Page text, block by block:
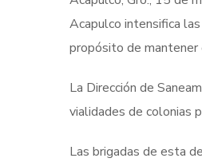
Acapulco intensifica
propósito de mantener
La Dirección de
vialidades de colonias
Las brigadas de esta